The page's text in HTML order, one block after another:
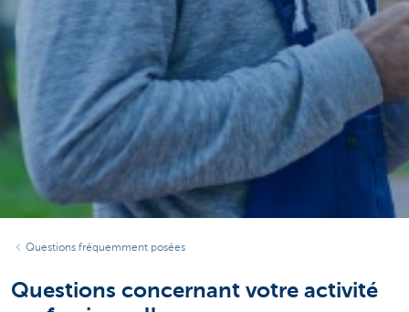
Questions fréquemment posées
Questions concernant votre activité